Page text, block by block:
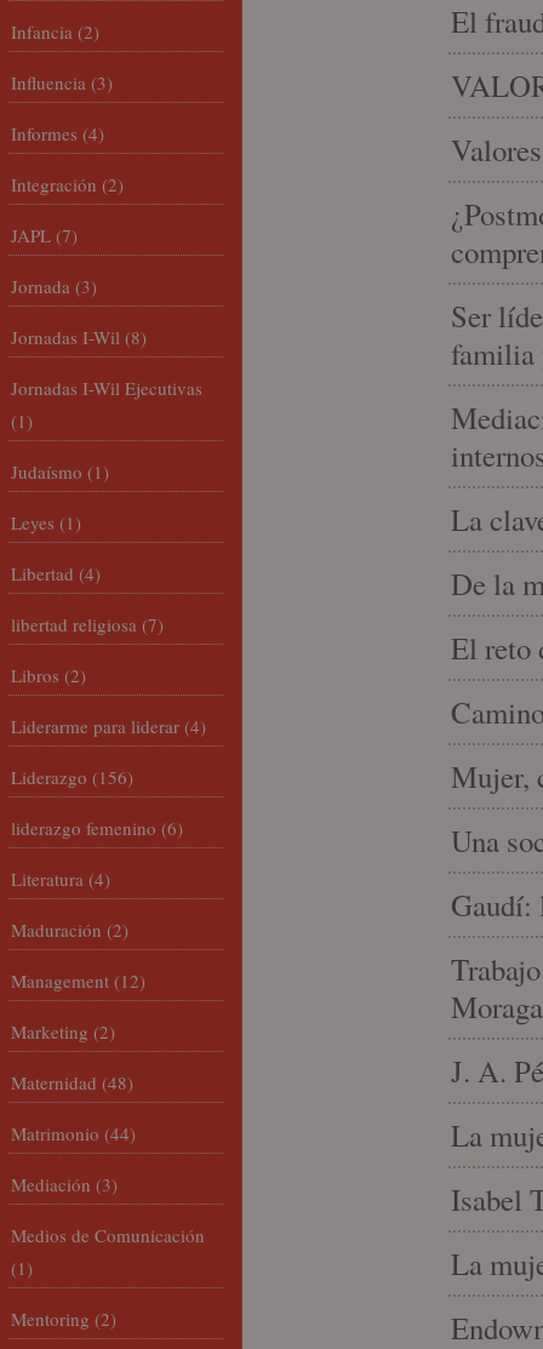
El
Ser
familia
La
De la
El reto
Mujer,
Una
Gaudí:
J. A.
La
Isabel
La
Infancia (2)
Influencia (3)
Informes (4)
Integración (2)
JAPL (7)
Jornada (3)
Jornadas I-Wil (8)
Jornadas I-Wil Ejecutivas
(1)
Judaísmo (1)
Leyes (1)
Libertad (4)
libertad religiosa (7)
Libros (2)
Liderarme para liderar (4)
Liderazgo (156)
liderazgo femenino (6)
Literatura (4)
Maduración (2)
Management (12)
Marketing (2)
Maternidad (48)
Matrimonio (44)
Mediación (3)
Medios de Comunicación
(1)
Mentoring (2)